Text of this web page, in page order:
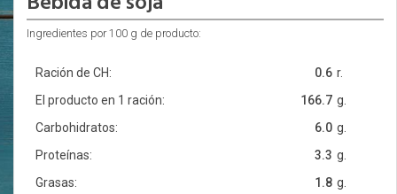
Ingredientes por 100 g de producto:
Ración de CH: r.
0.6
El producto en 1 ración:
g.
166.7
Carbohidratos:
g.
6.0
Proteínas:
g.
3.3
Grasas:
g.
1.8